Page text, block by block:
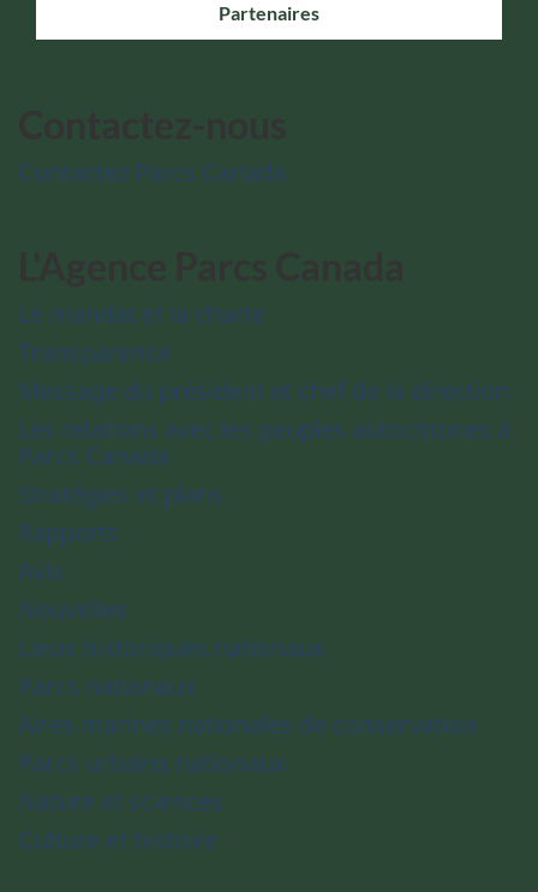
Partenaires
Contactez Parcs Canada
Le mandat et la charte
Transparence
Message du président et chef de la direction
Les relations avec les peuples autochtones à
Parcs Canada
Stratégies et plans
Rapports
Avis
Nouvelles
Lieux historiques nationaux
Parcs nationaux
Aires marines nationales de conservation
Parcs urbains nationaux
Nature et sciences
Culture et histoire